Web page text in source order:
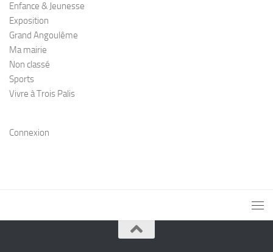
Enfance & Jeunesse
Exposition
Grand Angoulême
Ma mairie
Non classé
Sports
Vivre à Trois Palis
Connexion